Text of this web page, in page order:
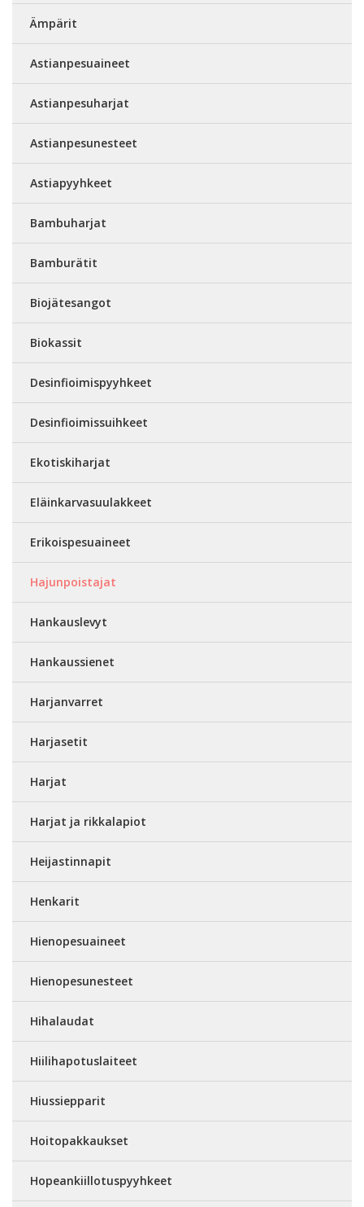
Ämpärit
Astianpesuaineet
Astianpesuharjat
Astianpesunesteet
Astiapyyhkeet
Bambuharjat
Bamburätit
Biojätesangot
Biokassit
Desinfioimispyyhkeet
Desinfioimissuihkeet
Ekotiskiharjat
Eläinkarvasuulakkeet
Erikoispesuaineet
Hajunpoistajat
Hankauslevyt
Hankaussienet
Harjanvarret
Harjasetit
Harjat
Harjat ja rikkalapiot
Heijastinnapit
Henkarit
Hienopesuaineet
Hienopesunesteet
Hihalaudat
Hiilihapotuslaiteet
Hiussiepparit
Hoitopakkaukset
Hopeankiillotuspyyhkeet